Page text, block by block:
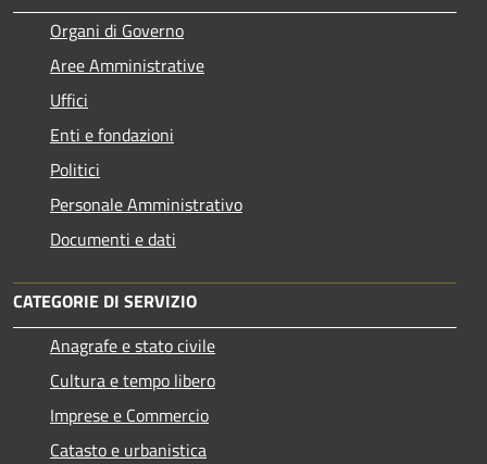
Organi di Governo
Aree Amministrative
Uffici
Enti e fondazioni
Politici
Personale Amministrativo
Documenti e dati
CATEGORIE DI SERVIZIO
Anagrafe e stato civile
Cultura e tempo libero
Imprese e Commercio
Catasto e urbanistica